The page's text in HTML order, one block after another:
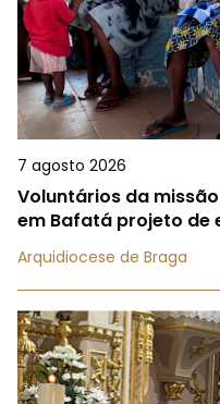
7 agosto 2026
Voluntários da
em Bafatá projeto de
Arquidiocese de Braga